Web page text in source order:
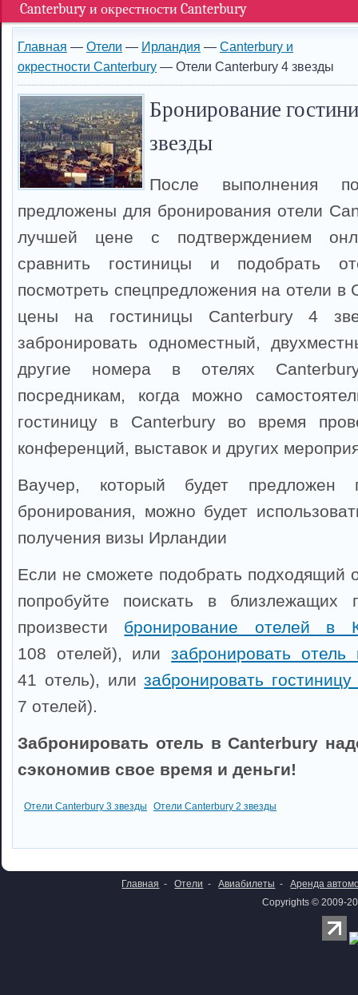
Canterbury и окрестности Canterbury
Главная — Отели — Ирландия — Canterbury и
окрестности Canterbury — Отели Canterbury 4 звезды
Бронирование
звезды
После выполнения
предложены для бронирования отели
лучшей цене с подтверждением
сравнить гостиницы и подобрать
посмотреть спецпредложения на отели в
цены на гостиницы Canterbury 4
забронировать одноместный,
другие номера в отелях
посредникам, когда можно
гостиницу в Canterbury во время
конференций, выставок и других
Ваучер, который будет предложен
бронирования, можно будет
получения визы Ирландии
Если не сможете подобрать подходящий
попробуйте поискать в близлежащих
произвести бронирование отелей в
108 отелей), илизабронировать отель
41 отель), илизабронировать
7 отелей).
Забронировать отель в Canterbury
сэкономив свое время и деньги!
Отели Canterbury 3 звезды Отели Canterbury 2 звезды
Главная - Отели - Авиабилеты -
Аренда
Copyrights © 2009-